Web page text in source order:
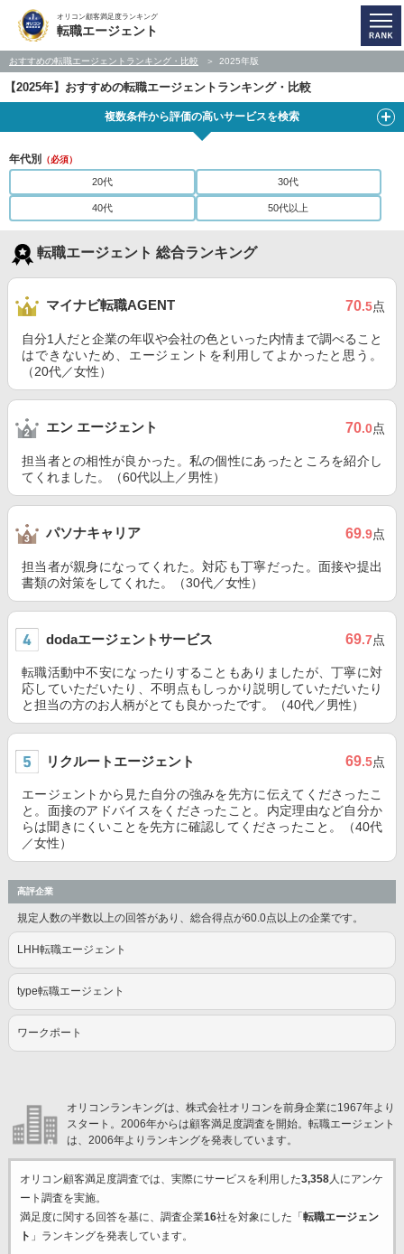
オリコン顧客満足度ランキング
転職エージェント
おすすめの転職エージェントランキング・比較 2025年版
【2025年】おすすめの転職エージェントランキング・比較
複数条件から評価の高いサービスを検索
年代別 （必須）
20代 30代
40代 50代以上
転職エージェント 総合ランキング
マイナビ転職AGENT 70.5点
自分1人だと企業の年収や会社の色といった内情まで調べること
はできないため、エージェントを利用してよかったと思う。
（20代／女性）
エン エージェント 70.0点
担当者との相性が良かった。私の個性にあったところを紹介し
てくれました。（60代以上／男性）
パソナキャリア 69.9点
担当者が親身になってくれた。対応も丁寧だった。面接や提出
書類の対策をしてくれた。（30代／女性）
dodaエージェントサービス 69.7点
転職活動中不安になったりすることもありましたが、丁寧に対
応していただいたり、不明点もしっかり説明していただいたり
と担当の方のお人柄がとても良かったです。（40代／男性）
リクルートエージェント 69.5点
エージェントから見た自分の強みを先方に伝えてくださったこ
と。面接のアドバイスをくださったこと。内定理由など自分か
らは聞きにくいことを先方に確認してくださったこと。（40代
／女性）
高評企業
規定人数の半数以上の回答があり、総合得点が60.0点以上の企業です。
LHH転職エージェント
type転職エージェント
ワークポート
オリコンランキングは、株式会社オリコンを前身企業に1967年より
スタート。2006年からは顧客満足度調査を開始。転職エージェント
は、2006年よりランキングを発表しています。
オリコン顧客満足度調査では、実際にサービスを利用した3,358人にアンケ
ート調査を実施。
満足度に関する回答を基に、調査企業16社を対象にした「 転職エージェン
ト 」ランキングを発表しています。